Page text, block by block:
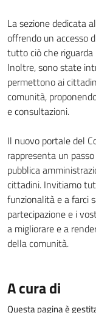
La sezione dedicata
offrendo un accesso
tutto ciò che
Inoltre, sono state
permettono ai
comunità,
e consultazioni.
Il nuovo portale del
rappresenta un
pubblica
cittadini. Invitiamo
funzionalità e a farci
partecipazione e i
a migliorare e a
della comunità.
A cura di
Questa pagina è